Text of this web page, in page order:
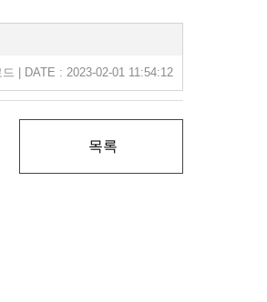
| DATE : 2023-02-01 11:54:12
목록